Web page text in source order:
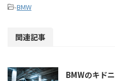
-BMW
関連記事
BMWのキド